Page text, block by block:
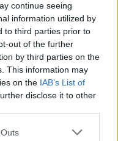
continue seeing
information utilized by
to third parties prior to
out of the further
by third parties on the
This information may
on the IAB’s List of
disclose it to other
démonické drogy“
až krysy žijící v
parku plném
které se zásadně
Světlo se totiž ve
obraz okolního